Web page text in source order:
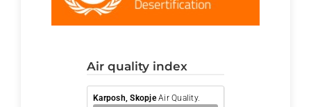
air quality index
Karposh, SkopjeAir Quality.